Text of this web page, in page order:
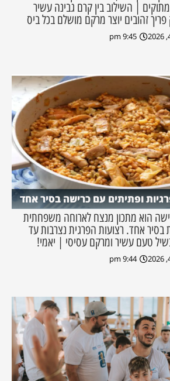
| השילוב בין קרם גבינה עשיר
פריך זהובים יוצר מרקם מושלם בכל ביס
9:45 pm
ופתיתים עם כרישה בסיר אחד
הוא מתכון מנצח לארוחה משפחתית
אחד. רצועות הפרגית נצרבות עד
טעם עשיר ומרקם עסיסי | יאמי!
9:44 pm